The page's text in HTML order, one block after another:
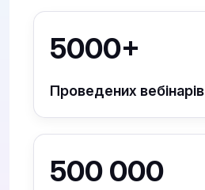
5000+
Проведених вебінарів
500 000